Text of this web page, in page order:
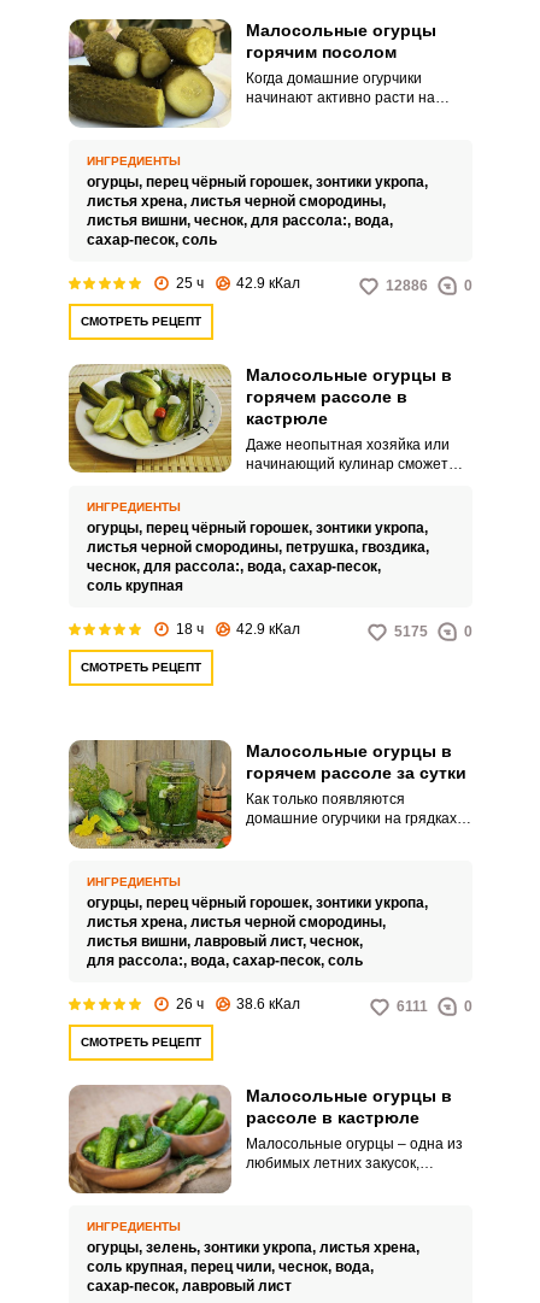
Малосольные огурцы
горячим посолом
Когда домашние огурчики
начинают активно расти на
испортились. Любимым
рецептом из домашних овощей
являются малосольные огурцы,
приготовленные горячим
ИНГРЕДИЕНТЫ
огурцы, перец чёрный горошек, зонтики укропа,
листья хрена, листья черной смородины,
листья вишни, чеснок, для рассола:, вода,
сахар-песок, соль
25 ч 42.9 кКал 12886 0
СМОТРЕТЬ РЕЦЕПТ
Малосольные огурцы в
горячем рассоле в
кастрюле
Даже неопытная хозяйка или
начинающий кулинар сможет
Приготовить закуску можно в
кастрюле или в другой емкости.
ИНГРЕДИЕНТЫ
огурцы, перец чёрный горошек, зонтики укропа,
листья черной смородины, петрушка, гвоздика,
чеснок, для рассола:, вода, сахар-песок,
соль крупная
18 ч 42.9 кКал 5175 0
СМОТРЕТЬ РЕЦЕПТ
Малосольные огурцы в
горячем рассоле за сутки
Как только появляются
домашние огурчики на грядках, с
любимой закуски хочу
поделиться с вами.
ИНГРЕДИЕНТЫ
огурцы, перец чёрный горошек, зонтики укропа,
листья хрена, листья черной смородины,
листья вишни, лавровый лист, чеснок,
для рассола:, вода, сахар-песок, соль
26 ч 38.6 кКал 6111 0
СМОТРЕТЬ РЕЦЕПТ
Малосольные огурцы в
рассоле в кастрюле
Малосольные огурцы – одна из
любимых летних закусок,
картошечкой. Сегодня
предлагаю приготовить
хрустящие малосольные
ИНГРЕДИЕНТЫ
огурцы, зелень, зонтики укропа, листья хрена,
соль крупная, перец чили, чеснок, вода,
сахар-песок, лавровый лист